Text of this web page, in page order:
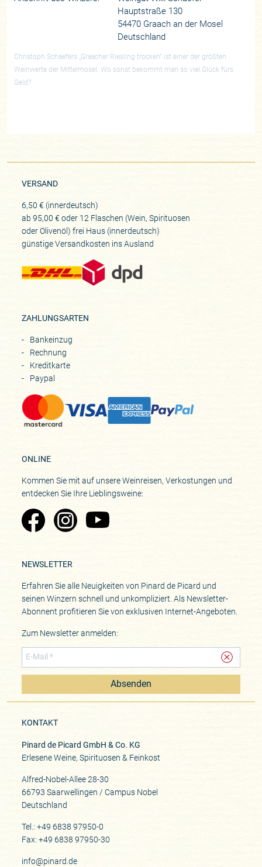
Hauptstraße 130
54470 Graach an der Mosel
Deutschland
Christoph Schaefers „Graacher Riesling trocken“ ist einer der größten
Weinwerte der Mittelmosel. Wo sonst bekommt man so viel Glück fürs
Geld?
VERSAND
6,50 € (innerdeutsch)
ab 95,00 € oder 12 Flaschen (Wein, Spirituosen
oder Olivenöl) frei Haus (innerdeutsch)
günstige Versandkosten ins Ausland
ZAHLUNGSARTEN
Bankeinzug
Rechnung
Kreditkarte
Paypal
ONLINE
Kommen Sie mit auf unsere Weinreisen, Verkostungen und
entdecken Sie Ihre Lieblingsweine:
Zu Pinard's Facebook-Seite
Zu Pinard's Instagram-Seite
Zu Pinard's YouTube-Seite
NEWSLETTER
Erfahren Sie alle Neuigkeiten von Pinard de Picard und
seinen Winzern schnell und unkompliziert. Als Newsletter-
Abonnent profitieren Sie von exklusiven Internet-Angeboten.
Zum Newsletter anmelden:
Absenden
KONTAKT
Pinard de Picard GmbH & Co. KG
Erlesene Weine, Spirituosen & Feinkost
Alfred-Nobel-Allee 28-30
66793 Saarwellingen / Campus Nobel
Deutschland
Tel.: +49 6838 97950-0
Fax: +49 6838 97950-30
info@pinard.de